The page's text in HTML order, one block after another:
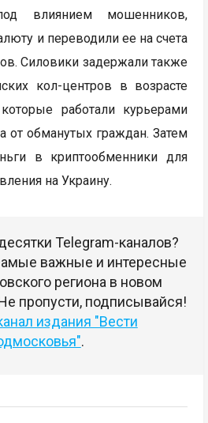
влиянием мошенников,
и переводили ее на счета
Силовики задержали также
кол-центров в возрасте
работали курьерами
от обманутых граждан. Затем
в криптообменники для
на Украину.
Telegram-каналов?
важные и интересные
региона в новом
пропусти, подписывайся!
издания "Вести
.